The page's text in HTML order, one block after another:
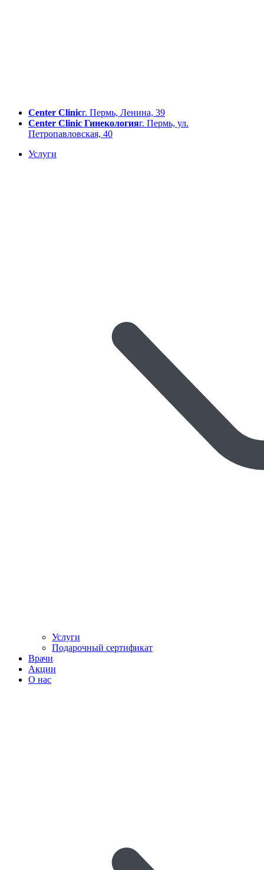
Center Clinicг. Пермь, Ленина, 39
Center Clinic Гинекологияг. Пермь, ул.
Петропавловская, 40
Услуги
Услуги
Подарочный сертификат
Врачи
Акции
О нас